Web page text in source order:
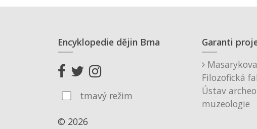
Encyklopedie dějin Brna
tmavý režim
© 2026
Garanti
Filozofická
Ústav
muzeologie